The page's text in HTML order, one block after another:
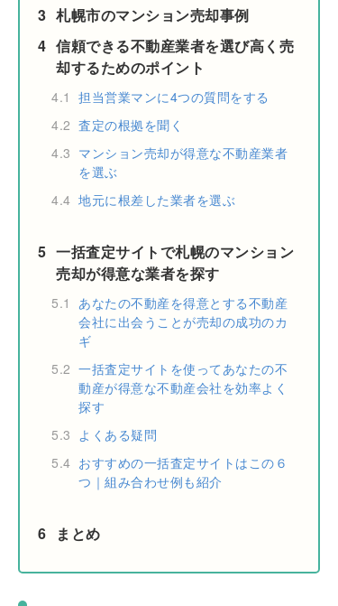
3 札幌市のマンション売却事例
4 信頼できる不動産業者を選び高く売
却するためのポイント
4.1 担当営業マンに4つの質問をする
4.2 査定の根拠を聞く
4.3 マンション売却が得意な不動産業者
を選ぶ
4.4 地元に根差した業者を選ぶ
5 一括査定サイトで札幌のマンション
売却が得意な業者を探す
5.1 あなたの不動産を得意とする不動産
会社に出会うことが売却の成功のカ
ギ
5.2 一括査定サイトを使ってあなたの不
動産が得意な不動産会社を効率よく
探す
5.3 よくある疑問
5.4 おすすめの一括査定サイトはこの６
つ｜組み合わせ例も紹介
6 まとめ